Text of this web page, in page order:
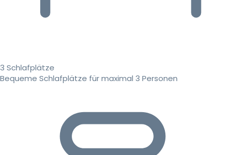
3 Schlafplätze
Bequeme Schlafplätze für maximal 3 Personen